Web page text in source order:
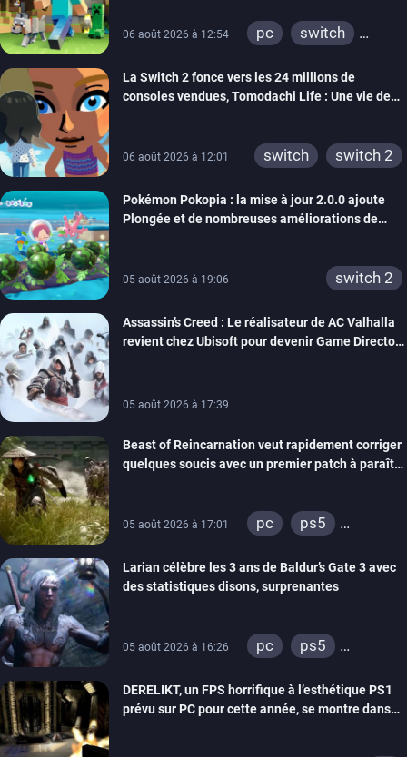
06 août 2026 à 12:54 pc
switch
xbox one
wiiu
3ds
ps3
switch 2
La Switch 2 fonce vers les 24 millions de
consoles vendues, Tomodachi Life : Une vie de
06 août 2026 à 12:01 switch switch 2
Pokémon Pokopia : la mise à jour 2.0.0 ajoute
Plongée et de nombreuses améliorations de
05 août 2026 à 19:06 switch 2
Assassin’s Creed : Le réalisateur de AC Valhalla
revient chez Ubisoft pour devenir Game Director
05 août 2026 à 17:39
Beast of Reincarnation veut rapidement corriger
quelques soucis avec un premier patch à paraître
05 août 2026 à 17:01 pc
ps5
Larian célèbre les 3 ans de Baldur’s Gate 3 avec
des statistiques disons, surprenantes
05 août 2026 à 16:26 pc
ps5
DERELIKT, un FPS horrifique à l’esthétique PS1
prévu sur PC pour cette année, se montre dans